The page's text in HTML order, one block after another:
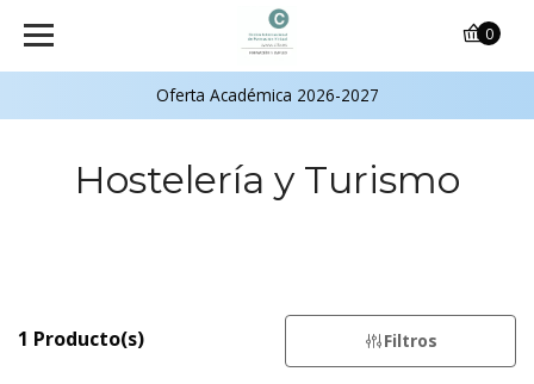
Oferta Académica 2026-2027
0
Hostelería y Turismo
1 Producto(s) Filtros